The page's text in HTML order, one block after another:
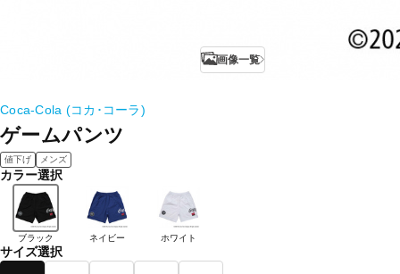
画像一覧
Coca-Cola (コカ･コーラ)
ゲームパンツ
値下げ メンズ
カラー選択
ブラック ネイビー ホワイト
サイズ選択